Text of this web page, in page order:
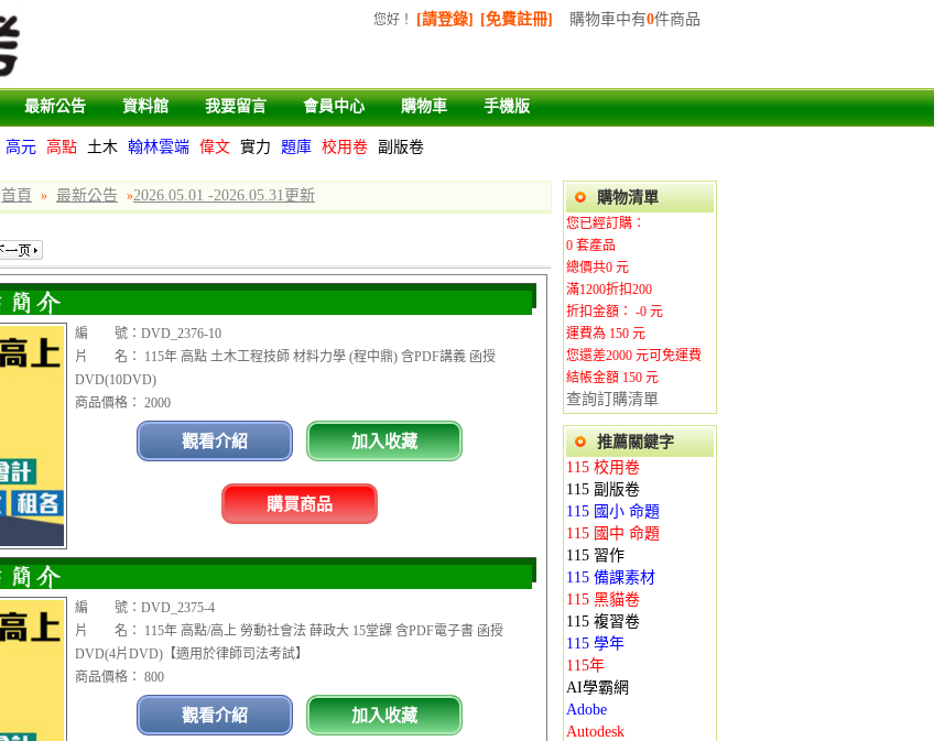
購物車中有0件商品
您好 ！ [請登錄] [免費註冊]
最新公告 資料館 我要留言 會員中心 購物車 手機版
高元 高點 土木 翰林雲端 偉文 實力 題庫 校用卷 副版卷
首頁 » 最新公告 »2026.05.01 -2026.05.31更新
編 號：DVD_2376-10
片 名： 115年 高點 土木工程技師 材料力學 (程中鼎) 含PDF講義 函授
DVD(10DVD)
商品價格： 2000
觀看介紹 加入收藏
購買商品
編 號：DVD_2375-4
片 名： 115年 高點/高上 勞動社會法 薛政大 15堂課 含PDF電子書 函授
DVD(4片DVD)【適用於律師司法考試】
商品價格： 800
觀看介紹 加入收藏
購物清單
您已經訂購：
0 套產品
總價共0 元
滿1200折扣200
折扣金額： -0 元
運費為 150 元
您還差2000 元可免運費
結帳金額 150 元
查詢訂購清單
推薦關鍵字
115 校用卷
115 副版卷
115 國小 命題
115 國中 命題
115 習作
115 備課素材
115 黑貓卷
115 複習卷
115 學年
115年
AI學霸網
Adobe
Autodesk